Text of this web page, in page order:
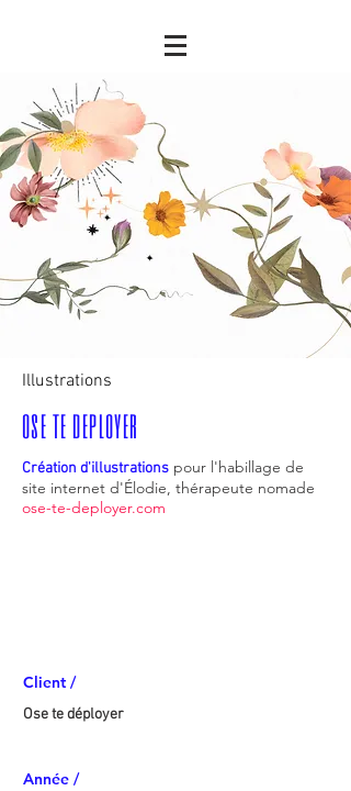
Illustrations
ose te deployer
Création d'illustrations pour l'habillage de
site internet d'Élodie, thérapeute nomade
ose-te-deployer.com
Client /
Ose te déployer
Année /